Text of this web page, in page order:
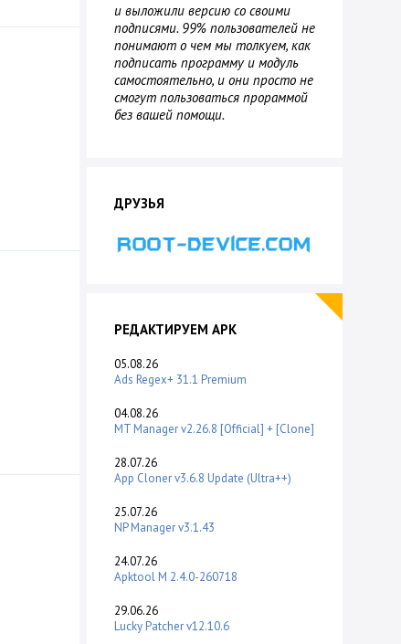
и выложили версию со своими
подписями. 99% пользователей не
понимают о чем мы толкуем, как
подписать программу и модуль
самостоятельно, и они просто не
смогут пользоваться прораммой
без вашей помощи.
ДРУЗЬЯ
РЕДАКТИРУЕМ APK
05.08.26
Ads Regex+ 31.1 Premium
04.08.26
MT Manager v2.26.8 [Official] + [Clone]
28.07.26
App Cloner v3.6.8 Update (Ultra++)
25.07.26
NP Manager v3.1.43
24.07.26
Apktool M 2.4.0-260718
29.06.26
Lucky Patcher v12.10.6